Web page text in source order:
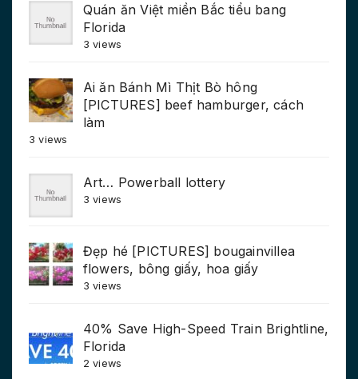
Quán ăn Việt miền Bắc tiểu bang
Florida
3 views
Ai ăn Bánh Mì Thịt Bò hông
[PICTURES] beef hamburger, cách
làm
3 views
Art… Powerball lottery
3 views
Đẹp hé [PICTURES] bougainvillea
flowers, bông giấy, hoa giấy
3 views
40% Save High-Speed Train Brightline,
Florida
2 views